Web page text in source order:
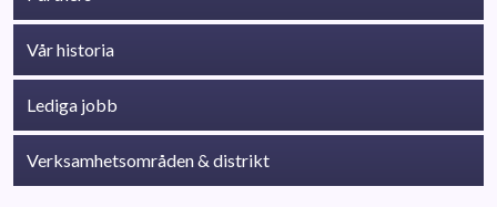
Vår historia
Lediga jobb
Verksamhetsområden & distrikt